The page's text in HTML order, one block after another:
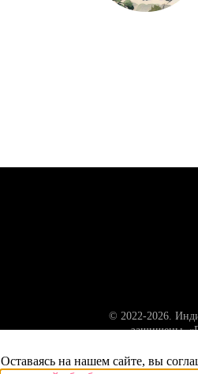
© 2022-2026.
защищены.
Оставаясь на нашем сайте, вы